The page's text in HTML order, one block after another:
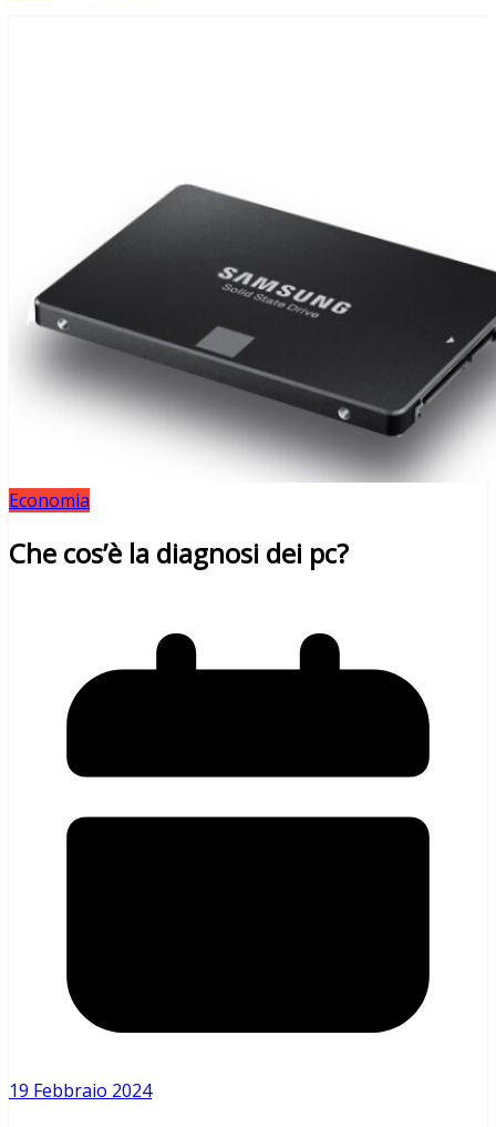
Economia
Che cos’è la diagnosi dei pc?
19 Febbraio 2024